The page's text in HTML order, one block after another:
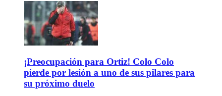
¡Preocupación para Ortiz! Colo Colo
pierde por lesión a uno de sus pilares para
su próximo duelo